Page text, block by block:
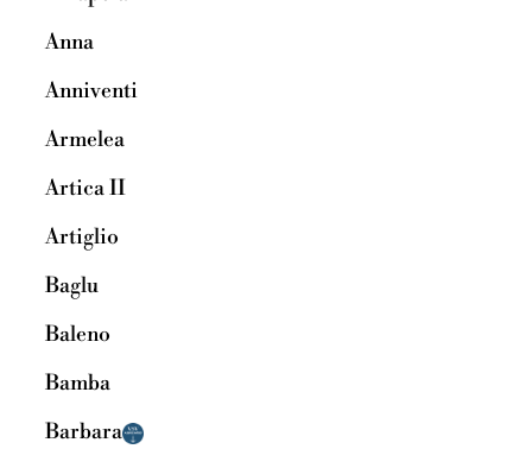
Anna
Anniventi
Armelea
Artica II
Artiglio
Baglu
Baleno
Bamba
Barbara